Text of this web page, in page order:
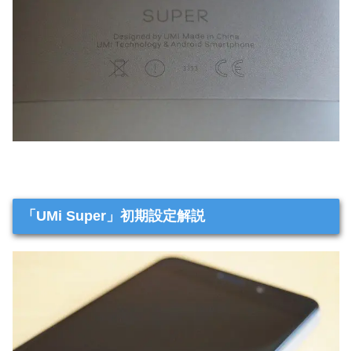
「UMi Super」初期設定解説